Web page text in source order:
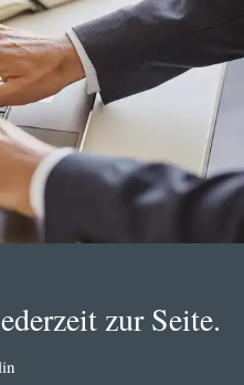
zur Seite.